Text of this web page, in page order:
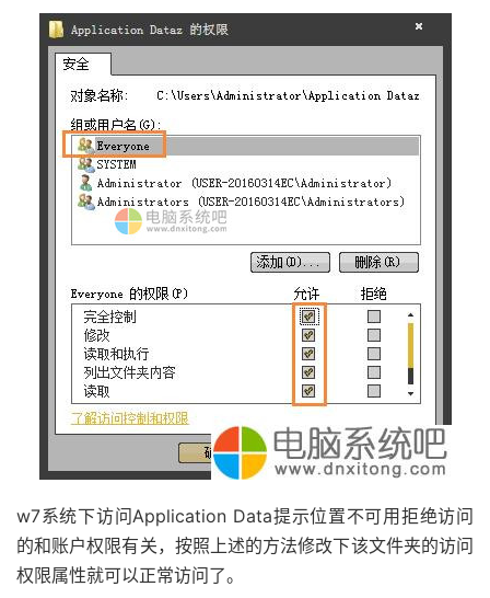
w7系统下访问Application Data提示位置不可用拒绝访问
的和账户权限有关，按照上述的方法修改下该文件夹的访问
权限属性就可以正常访问了。